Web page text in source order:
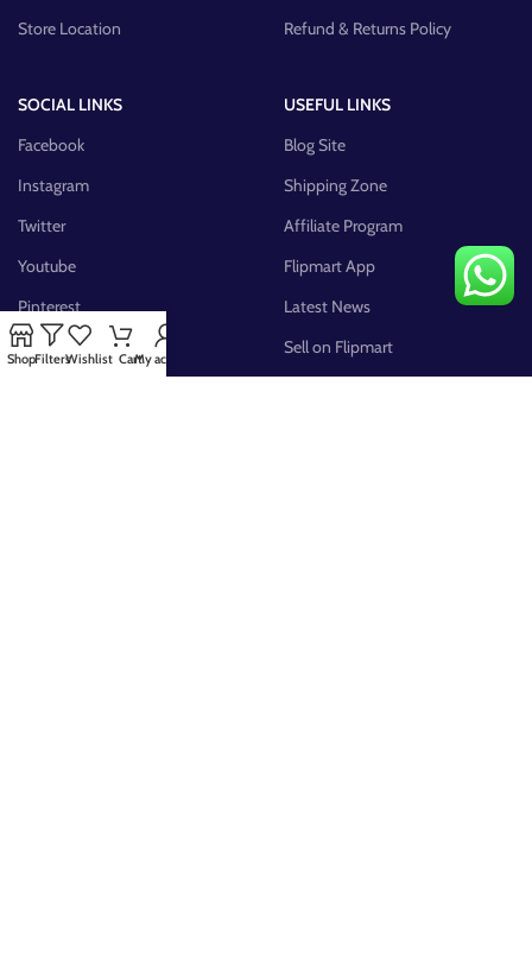
Store Location
Refund & Returns Policy
SOCIAL LINKS
Facebook
Instagram
Twitter
Youtube
Pinterest
FB Group
USEFUL LINKS
Blog Site
Shipping Zone
Affiliate Program
Flipmart App
Latest News
Sell on Flipmart
ShopFiltersWishlist CartMy account